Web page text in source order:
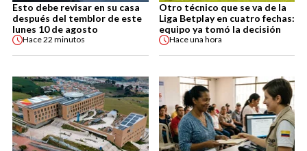
Esto debe revisar en su casa
después del temblor de este
lunes 10 de agosto
Hace22 minutos
Otro técnico que se va de la
Liga Betplay en cuatro fechas:
equipo ya tomó la decisión
Haceuna hora